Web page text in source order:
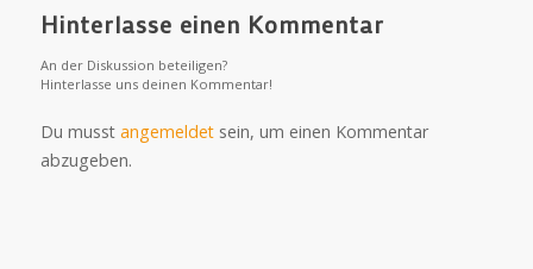
Hinterlasse einen Kommentar
An der Diskussion beteiligen?
Hinterlasse uns deinen Kommentar!
Du musst angemeldetsein, um einen Kommentar
abzugeben.